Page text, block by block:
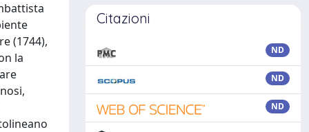
(1744),
la
Citazioni
ND
ND
ND